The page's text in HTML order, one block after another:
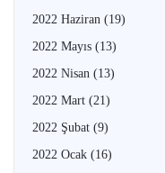
2022 Haziran (19)
2022 Mayıs (13)
2022 Nisan (13)
2022 Mart (21)
2022 Şubat (9)
2022 Ocak (16)